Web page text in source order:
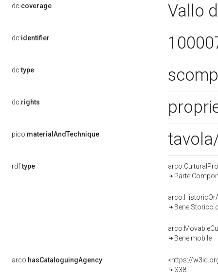
dc:coverage Vallo
dc:identifier
dc:type
dc:rights
pico:materialAndTechnique
rdf:type
Parte
Bene Storico
Bene mobile
arco:hasCataloguingAgency
<https://
S38